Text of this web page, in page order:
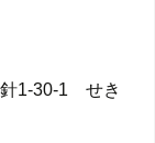
1-30-1 せき